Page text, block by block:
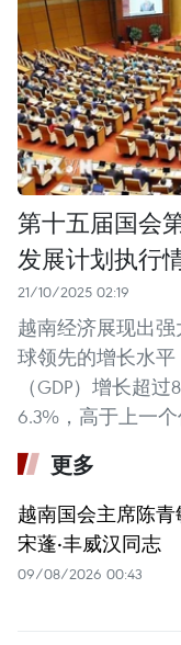
第十五届国会
发展计划执行
21/10/2025 02:19
越南经济展现出
球领先的增长水
（GDP）增长超
6.3%，高于上一个
更多
越南国会主席陈
宋蓬·丰威汉同志
09/08/2026 00:43